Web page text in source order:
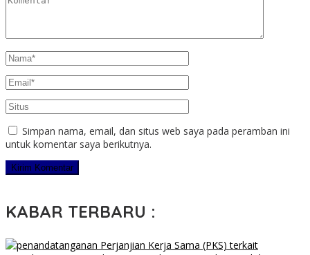
Simpan nama, email, dan situs web saya pada peramban ini
untuk komentar saya berikutnya.
KABAR TERBARU :